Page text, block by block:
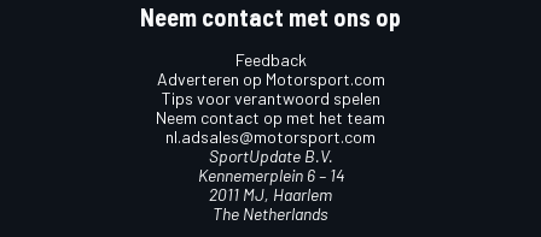
Neem contact met ons op
Feedback
Adverteren op Motorsport.com
Tips voor verantwoord spelen
Neem contact op met het team
nl.adsales@motorsport.com
SportUpdate B.V.
Kennemerplein 6 – 14
2011 MJ, Haarlem
The Netherlands